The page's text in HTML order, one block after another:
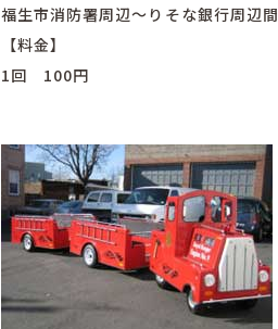
福生市消防署周辺～りそな銀行周辺間
【料金】
1回 100円